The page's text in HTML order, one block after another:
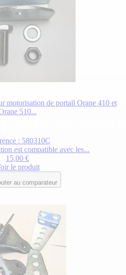
motorisation de portail Orane 410 et
510...
: 580310C
est compatible avec les...
15,00 €
le produit
au comparateur